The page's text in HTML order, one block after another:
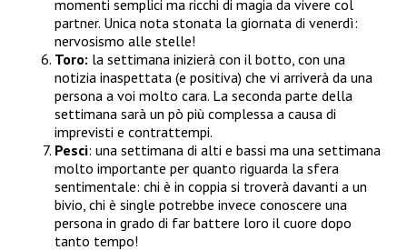
momenti semplici ma ricchi di magia da vivere col
partner. Unica nota stonata la giornata di venerdì:
nervosismo alle stelle!
Toro: la settimana inizierà con il botto, con una
notizia inaspettata (e positiva) che vi arriverà da una
persona a voi molto cara. La seconda parte della
settimana sarà un pò più complessa a causa di
imprevisti e contrattempi.
Pesci: una settimana di alti e bassi ma una settimana
molto importante per quanto riguarda la sfera
sentimentale: chi è in coppia si troverà davanti a un
bivio, chi è single potrebbe invece conoscere una
persona in grado di far battere loro il cuore dopo
tanto tempo!